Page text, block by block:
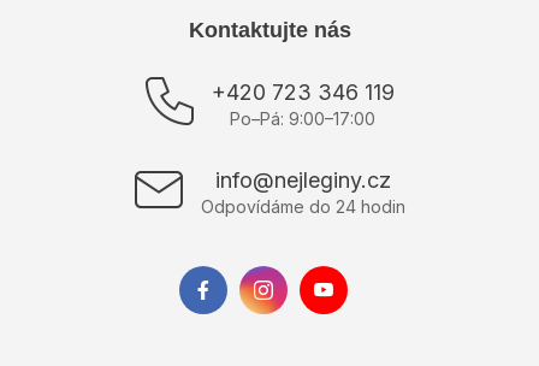
Kontaktujte nás
+420 723 346 119
Po–Pá: 9:00–17:00
info@nejleginy.cz
Odpovídáme do 24 hodin